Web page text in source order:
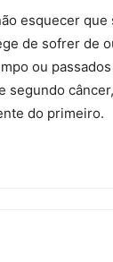
esquecer que
de sofrer de
ou
segundo
do primeiro.